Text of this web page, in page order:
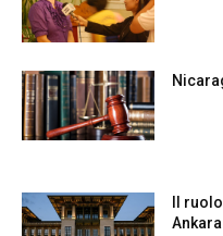
Il
Ankara